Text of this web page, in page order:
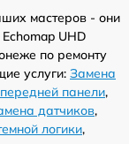
мастеров - они
UHD
по ремонту
услуги: Замена
панели,
датчиков,
логики,